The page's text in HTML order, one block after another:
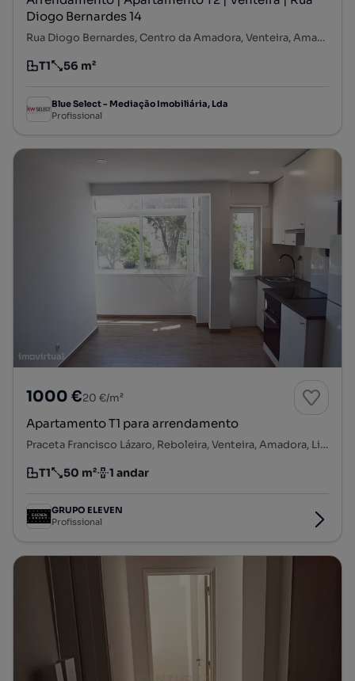
Diogo Bernardes 14
Rua Diogo Bernardes, Centro da Amadora, Venteira, Amadora, Lisboa
Tipologia
T1
Preço por metro quadrado
56 m²
Blue Select - Mediação Imobiliária, Lda
Profissional
1000 €20 €/m²
Apartamento T1 para arrendamento
Praceta Francisco Lázaro, Reboleira, Venteira, Amadora, Lisboa
Tipologia
T1
Preço por metro quadrado
50 m²
Andar 1 andar
GRUPO ELEVEN
Profissional